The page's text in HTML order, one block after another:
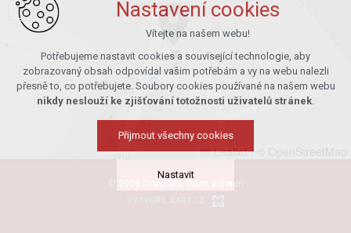
−
Leaflet |
Nastavení cookies
Vítejte na našem webu!
Potřebujeme nastavit cookies a související technologie, aby
zobrazovaný obsah odpovídal vašim potřebám a vy na webu nalezli
přesně to, co potřebujete. Soubory cookies používané na našem webu
nikdy neslouží ke zjišťování totožnosti uživatelů stránek.
Přijmout všechny cookies
Nastavit